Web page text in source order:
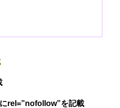
rel=”nofollow”を記載